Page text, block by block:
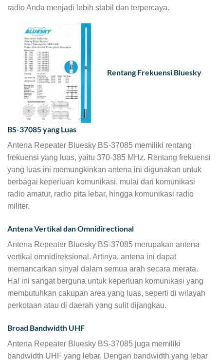
radio Anda menjadi lebih stabil dan terpercaya.
Rentang Frekuensi Bluesky
BS-37085 yang Luas
Antena Repeater Bluesky BS-37085 memiliki rentang
frekuensi yang luas, yaitu 370-385 MHz. Rentang frekuensi
yang luas ini memungkinkan antena ini digunakan untuk
berbagai keperluan komunikasi, mulai dari komunikasi
radio amatur, radio pita lebar, hingga komunikasi radio
militer.
Antena Vertikal dan Omnidirectional
Antena Repeater Bluesky BS-37085 merupakan antena
vertikal omnidireksional. Artinya, antena ini dapat
memancarkan sinyal dalam semua arah secara merata.
Hal ini sangat berguna untuk keperluan komunikasi yang
membutuhkan cakupan area yang luas, seperti di wilayah
perkotaan atau di daerah yang sulit dijangkau.
Broad Bandwidth UHF
Antena Repeater Bluesky BS-37085 juga memiliki
bandwidth UHF yang lebar. Dengan bandwidth yang lebar